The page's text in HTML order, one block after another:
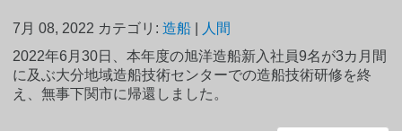
7月 08, 2022 カテゴリ:造船
人間
2022年6月30日、本年度の旭洋造船新入社員9名が3カ月間
に及ぶ大分地域造船技術センターでの造船技術研修を終
え、無事下関市に帰還しました。